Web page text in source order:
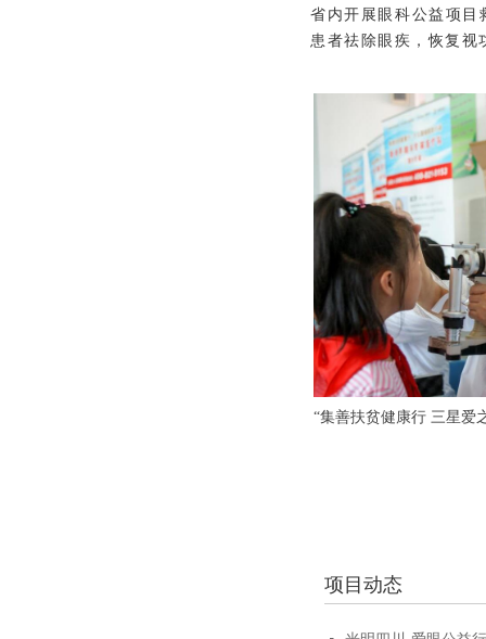
“集善扶贫健康行 三星爱
项目动态
省内开展眼科公益项目
患者祛除眼疾，恢复视